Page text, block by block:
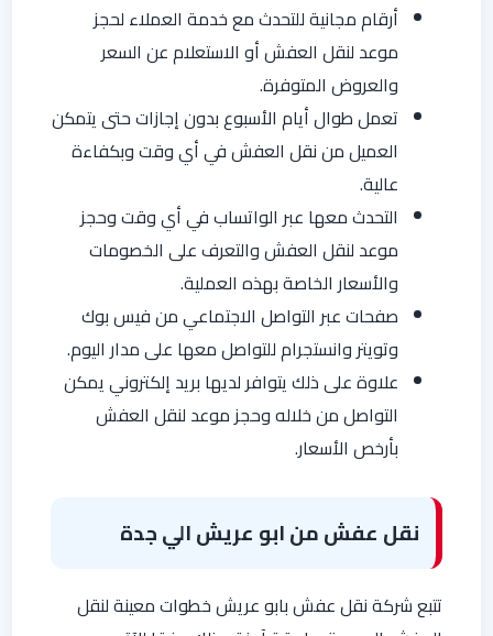
أرقام مجانية للتحدث مع خدمة العملاء لحجز
موعد لنقل العفش أو الاستعلام عن السعر
والعروض المتوفرة.
تعمل طوال أيام الأسبوع بدون إجازات حتى يتمكن
العميل من نقل العفش في أي وقت وبكفاءة
عالية.
التحدث معها عبر الواتساب في أي وقت وحجز
موعد لنقل العفش والتعرف على الخصومات
والأسعار الخاصة بهذه العملية.
صفحات عبر التواصل الاجتماعي من فيس بوك
وتويتر وانستجرام للتواصل معها على مدار اليوم.
علاوة على ذلك يتوافر لديها بريد إلكتروني يمكن
التواصل من خلاله وحجز موعد لنقل العفش
بأرخص الأسعار.
نقل عفش من ابو عريش الي جدة
تتبع شركة نقل عفش بابو عريش خطوات معينة لنقل